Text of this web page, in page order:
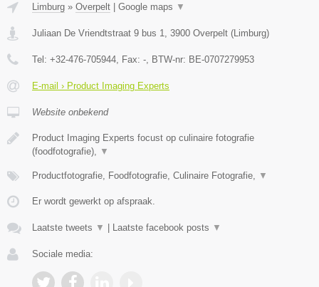
Limburg » Overpelt Google maps ▼
Juliaan De Vriendtstraat 9 bus 1 3900 Overpelt ( Limburg)
Tel: +32-476-705944 , Fax: - , BTW-nr: BE-0707279953
E-mail › Product Imaging Experts
Website onbekend
Product Imaging Experts focust op culinaire fotografie
(foodfotografie),
▼
Productfotografie, Foodfotografie, Culinaire Fotografie, ▼
Er wordt gewerkt op afspraak.
Laatste tweets ▼ Laatste facebook posts ▼
Sociale media: